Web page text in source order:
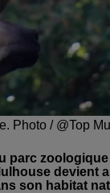
Photo / @Top
parc
devient
son habitat